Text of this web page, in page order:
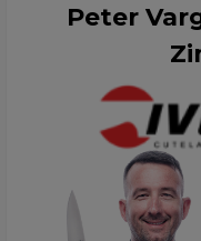
Peter